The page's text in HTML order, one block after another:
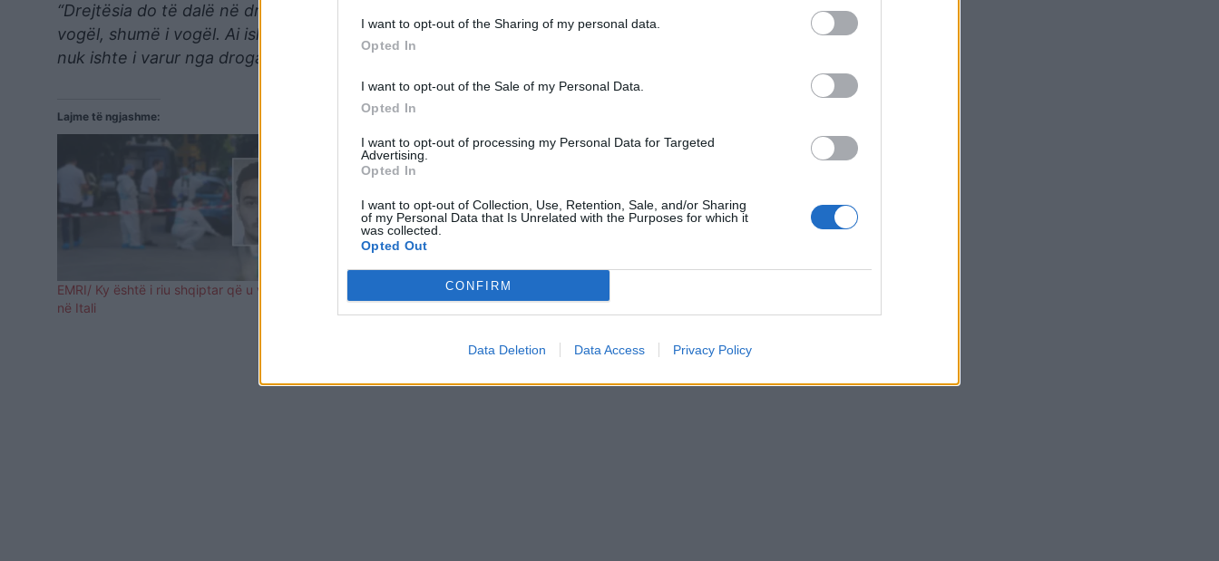
I want to opt-out of the Sharing of my personal data.
Opted In
I want to opt-out of the Sale of my Personal Data.
Opted In
I want to opt-out of processing my Personal Data for Targeted
Advertising.
Opted In
I want to opt-out of Collection, Use, Retention, Sale, and/or Sharing
of my Personal Data that Is Unrelated with the Purposes for which it
was collected.
Opted Out
CONFIRM
Data Deletion Data Access Privacy Policy
“Drejtësia do të dalë në dritë herët a vonë. Shpresoj. Nuk mund të vrasësh një djalë ashtu. Ai ishte i
vogël, shumë i vogël. Ai ishte një djalë i mirë. Ai kishte sjelljet që kanë të gjithë djemtë e kësaj moshe. Ai
nuk ishte i varur nga droga. Ishte tre vjeç e gjysmë kur prindërit e braktisën, unë e rrita, isha nëna e tij”.
Lajme të ngjashme:
EMRI/ Ky është i riu shqiptar që u vra dje
në Itali
Me skedë të pastër dhe baba i dy